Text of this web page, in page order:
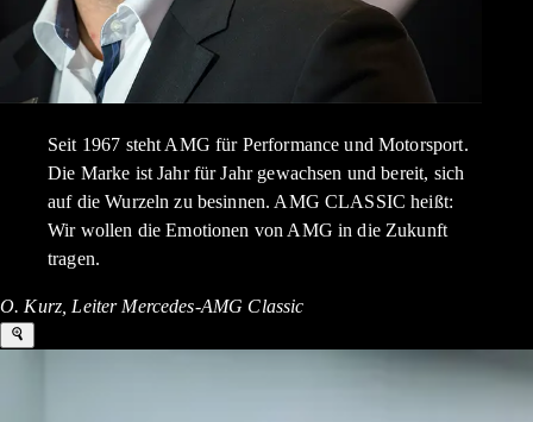
Seit 1967 steht AMG für Performance und Motorsport.
Die Marke ist Jahr für Jahr gewachsen und bereit, sich
auf die Wurzeln zu besinnen. AMG CLASSIC heißt:
Wir wollen die Emotionen von AMG in die Zukunft
tragen.
O. Kurz, Leiter Mercedes-AMG Classic